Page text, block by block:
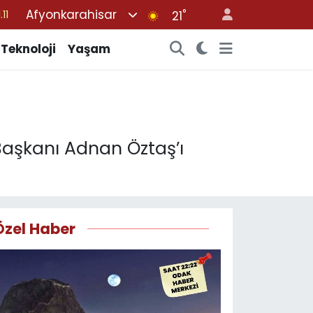
Afyonkarahisar 21°
Teknoloji Yaşam
Adnan Öztaş’ı
Haber